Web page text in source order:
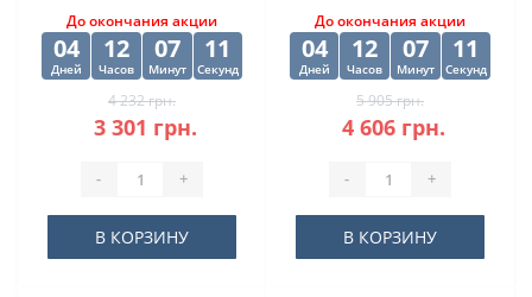
До окончания акции
04
Дней
12
Часов
07
Минут
10
Секунд
4 232 грн.
3 301 грн.
- +
В КОРЗИНУ
До окончания акции
04
Дней
12
Часов
07
Минут
10
Секунд
5 905 грн.
4 606 грн.
- +
В КОРЗИНУ